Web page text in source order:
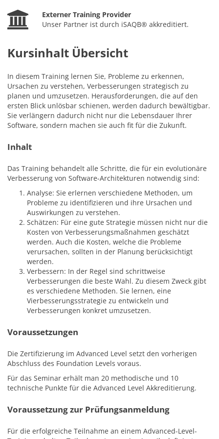
Externer Training Provider
Unser Partner ist durch iSAQB® akkreditiert.
Kursinhalt Übersicht
In diesem Training lernen Sie, Probleme zu erkennen,
Ursachen zu verstehen, Verbesserungen strategisch zu
planen und umzusetzen. Herausforderungen, die auf den
ersten Blick unlösbar schienen, werden dadurch bewältigbar.
Sie verlängern dadurch nicht nur die Lebensdauer Ihrer
Software, sondern machen sie auch fit für die Zukunft.
Inhalt
Das Training behandelt alle Schritte, die für ein evolutionäre
Verbesserung von Software-Architekturen notwendig sind:
Analyse: Sie erlernen verschiedene Methoden, um
Probleme zu identifizieren und ihre Ursachen und
Auswirkungen zu verstehen.
Schätzen: Für eine gute Strategie müssen nicht nur die
Kosten von Verbesserungsmaßnahmen geschätzt
werden. Auch die Kosten, welche die Probleme
verursachen, sollten in der Planung berücksichtigt
werden.
Verbessern: In der Regel sind schrittweise
Verbesserungen die beste Wahl. Zu diesem Zweck gibt
es verschiedene Methoden. Sie lernen, eine
Vierbesserungsstrategie zu entwickeln und
Verbesserungen konkret umzusetzen.
Voraussetzungen
Die Zertifizierung im Advanced Level setzt den vorherigen
Abschluss des Foundation Levels voraus.
Für das Seminar erhält man 20 methodische und 10
technische Punkte für die Advanced Level Akkreditierung.
Voraussetzung zur Prüfungsanmeldung
Für die erfolgreiche Teilnahme an einem Advanced-Level-